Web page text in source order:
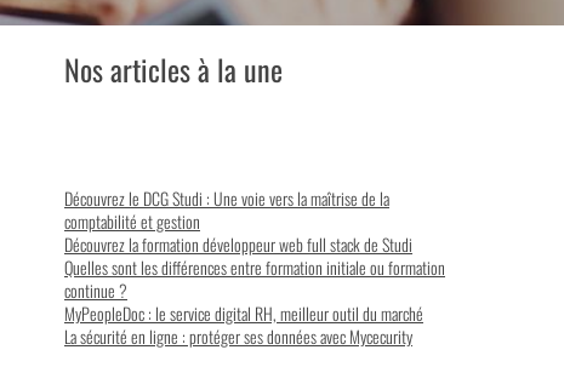
Nos articles à la une
Découvrez le DCG Studi : Une voie vers la maîtrise de la
comptabilité et gestion
Découvrez la formation développeur web full stack de Studi
Quelles sont les différences entre formation initiale ou formation
continue ?
MyPeopleDoc : le service digital RH, meilleur outil du marché
La sécurité en ligne : protéger ses données avec Mycecurity